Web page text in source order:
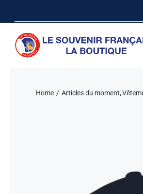
contenu
Home Articles du moment